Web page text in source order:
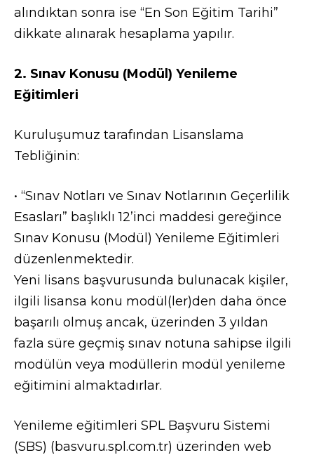
alındıktan sonra ise “En Son Eğitim Tarihi”
dikkate alınarak hesaplama yapılır.
2. Sınav Konusu (Modül) Yenileme
Eğitimleri
Kuruluşumuz tarafından Lisanslama
Tebliğinin:
• “Sınav Notları ve Sınav Notlarının Geçerlilik
Esasları” başlıklı 12’inci maddesi gereğince
Sınav Konusu (Modül) Yenileme Eğitimleri
düzenlenmektedir.
Yeni lisans başvurusunda bulunacak kişiler,
ilgili lisansa konu modül(ler)den daha önce
başarılı olmuş ancak, üzerinden 3 yıldan
fazla süre geçmiş sınav notuna sahipse ilgili
modülün veya modüllerin modül yenileme
eğitimini almaktadırlar.
Yenileme eğitimleri SPL Başvuru Sistemi
(SBS) (basvuru.spl.com.tr) üzerinden web